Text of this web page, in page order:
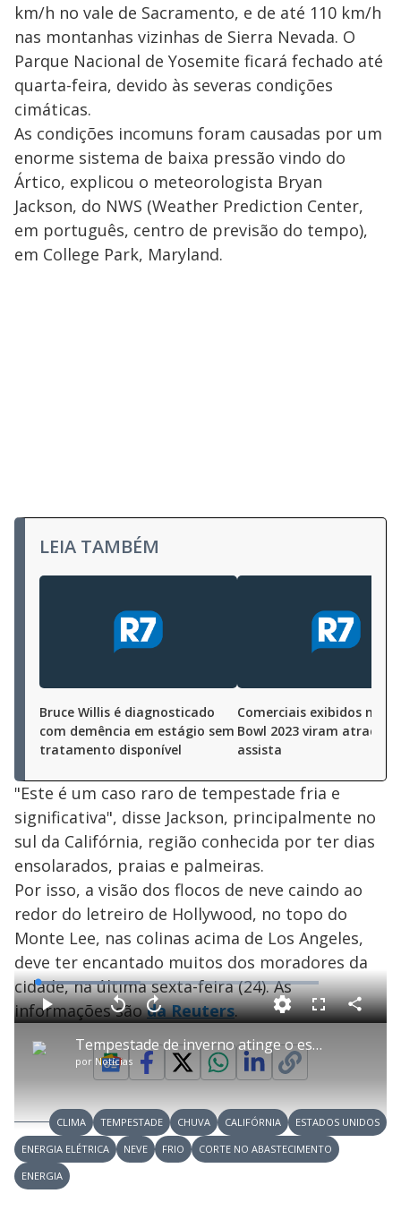
km/h no vale de Sacramento, e de até 110 km/h
nas montanhas vizinhas de Sierra Nevada. O
Parque Nacional de Yosemite ficará fechado até
quarta-feira, devido às severas condições
cimáticas.
As condições incomuns foram causadas por um
enorme sistema de baixa pressão vindo do
Ártico, explicou o meteorologista Bryan
Jackson, do NWS (Weather Prediction Center,
em português, centro de previsão do tempo),
em College Park, Maryland.
LEIA TAMBÉM
Bruce Willis é diagnosticado
com demência em estágio sem
tratamento disponível
Comerciais exibidos no
Bowl 2023 viram atração;
assista
"Este é um caso raro de tempestade fria e
significativa", disse Jackson, principalmente no
sul da Califórnia, região conhecida por ter dias
ensolarados, praias e palmeiras.
Por isso, a visão dos flocos de neve caindo ao
redor do letreiro de Hollywood, no topo do
Monte Lee, nas colinas acima de Los Angeles,
deve ter encantado muitos dos moradores da
cidade, na última sexta-feira (24). As
informações sãoda Reuters.
P
l
a
Tempestade de inverno atinge o estado da Califórnia, nos EUA
por Notícias
P V
t
a
r
1
0
g
u
n
d
o
A
a
n
ç
a
1
e
g
u
n
d
o
s
L
o
a
d
e
3
.
1
F
l
C
o
a
CLIMA TEMPESTADE CHUVA CALIFÓRNIA
ESTADOS UNIDOS
ENERGIA ELÉTRICA
NEVE FRIO
CORTE NO ABASTECIMENTO
ENERGIA